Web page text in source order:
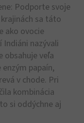
Podporte svoje
sa táto
ako ovocie
nazývali
obsahuje veľa
enzým papaín,
v chode. Pri
kombinácia
si oddýchne aj